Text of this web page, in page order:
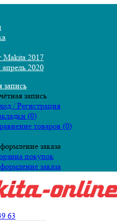
Makita 2017
2020
запись
запись
/ Регистрация
(0)
товаров (0)
заказа
покупок
заказа
63